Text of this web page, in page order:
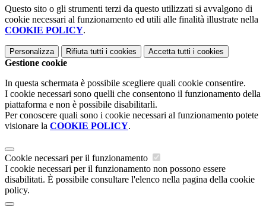
Questo sito o gli strumenti terzi da questo utilizzati si avvalgono di
cookie necessari al funzionamento ed utili alle finalità illustrate nella
COOKIE POLICY.
Personalizza Rifiuta tutti i cookies Accetta tutti i cookies
Gestione cookie
In questa schermata è possibile scegliere quali cookie consentire.
I cookie necessari sono quelli che consentono il funzionamento della
piattaforma e non è possibile disabilitarli.
Per conoscere quali sono i cookie necessari al funzionamento potete
visionare la COOKIE POLICY.
Cookie necessari per il funzionamento
I cookie necessari per il funzionamento non possono essere
disabilitati. È possibile consultare l'elenco nella pagina della cookie
policy.